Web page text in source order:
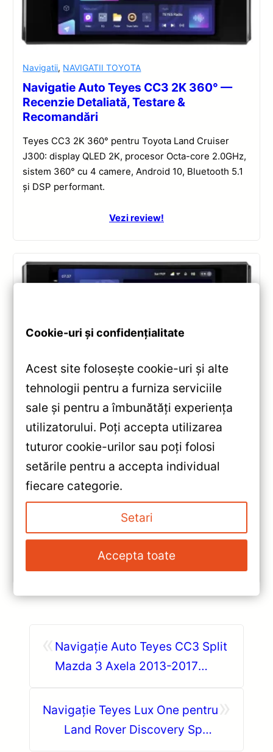
Navigatii, NAVIGATII TOYOTA
Navigatie Auto Teyes CC3 2K 360° —
Recenzie Detaliată, Testare &
Recomandări
Teyes CC3 2K 360° pentru Toyota Land Cruiser
J300: display QLED 2K, procesor Octa-core 2.0GHz,
sistem 360° cu 4 camere, Android 10, Bluetooth 5.1
și DSP performant.
Vezi review!
NAVIGATII TOYOTA
Navigatie Auto Teyes CC3 2K Toyota
Land Cruiser 12 J300 2021-2023 —
Recenzie Detaliată, Testare &
Recomandări
Review complet Teyes CC3 2K pentru Toyota Land
Cruiser J300: ecran QLED 2K, procesor Octa-core
2.0 GHz, Android 10, Bluetooth 5.1, DSP și
CarPlay/Android Auto wireless.
Vezi review!
Navigație Auto Teyes CC3 Split
Mazda 3 Axela 2013-2017
Detaliată, Testare &
Recomandări
Navigație Teyes Lux One pentru
Land Rover Discovery Sport
Cookie-uri și confidențialitate
Acest site folosește cookie-uri și alte
tehnologii pentru a furniza serviciile
sale și pentru a îmbunătăți experiența
utilizatorului. Poți accepta utilizarea
tuturor cookie-urilor sau poți folosi
setările pentru a accepta individual
fiecare categorie.
Setari
Accepta toate